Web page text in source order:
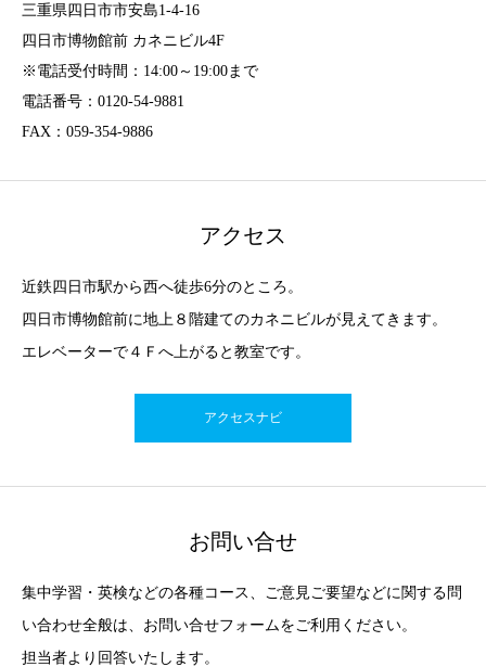
三重県四日市市安島1-4-16
四日市博物館前 カネニビル4F
※電話受付時間：14:00～19:00まで
電話番号：0120-54-9881
FAX：059-354-9886
アクセス
近鉄四日市駅から西へ徒歩6分のところ。
四日市博物館前に地上８階建てのカネニビルが見えてきます。
エレベーターで４Ｆへ上がると教室です。
アクセスナビ
お問い合せ
集中学習・英検などの各種コース、ご意見ご要望などに関する問
い合わせ全般は、お問い合せフォームをご利用ください。
担当者より回答いたします。